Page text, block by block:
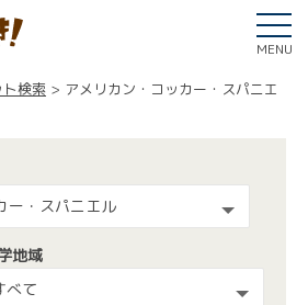
MENU
検索
アメリカン・コッカー・スパニエ
ー・スパニエル
地域
べて